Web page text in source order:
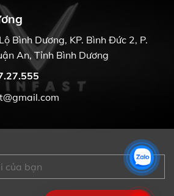
Bình Dương, KP. Bình Đức 2, P.
An, Tỉnh Bình Dương